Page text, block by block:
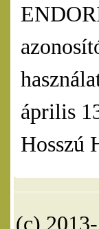
április
Hosszú
(c)